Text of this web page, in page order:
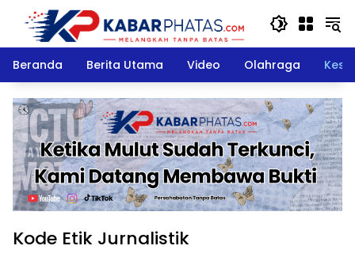
Langsung
konten
Beranda
Berita Utama Video Olahraga
Kode Etik Jurnalistik